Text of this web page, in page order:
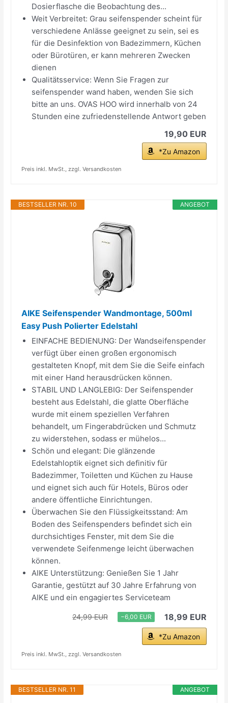
Dosierflasche die Beobachtung des...
Weit Verbreitet: Grau seifenspender scheint für
verschiedene Anlässe geeignet zu sein, sei es
für die Desinfektion von Badezimmern, Küchen
oder Bürotüren, er kann mehreren Zwecken
dienen
Qualitätsservice: Wenn Sie Fragen zur
seifenspender wand haben, wenden Sie sich
bitte an uns. OVAS HOO wird innerhalb von 24
Stunden eine zufriedenstellende Antwort geben
19,90 EUR
*Zu Amazon
Preis inkl. MwSt., zzgl. Versandkosten
ANGEBOT
BESTSELLER NR. 10
AIKE Seifenspender Wandmontage, 500ml
Easy Push Polierter Edelstahl
EINFACHE BEDIENUNG: Der Wandseifenspender
verfügt über einen großen ergonomisch
gestalteten Knopf, mit dem Sie die Seife einfach
mit einer Hand herausdrücken können.
STABIL UND LANGLEBIG: Der Seifenspender
besteht aus Edelstahl, die glatte Oberfläche
wurde mit einem speziellen Verfahren
behandelt, um Fingerabdrücken und Schmutz
zu widerstehen, sodass er mühelos...
Schön und elegant: Die glänzende
Edelstahloptik eignet sich definitiv für
Badezimmer, Toiletten und Küchen zu Hause
und eignet sich auch für Hotels, Büros oder
andere öffentliche Einrichtungen.
Überwachen Sie den Flüssigkeitsstand: Am
Boden des Seifenspenders befindet sich ein
durchsichtiges Fenster, mit dem Sie die
verwendete Seifenmenge leicht überwachen
können.
AIKE Unterstützung: Genießen Sie 1 Jahr
Garantie, gestützt auf 30 Jahre Erfahrung von
AIKE und ein engagiertes Serviceteam
24,99 EUR −6,00 EUR 18,99 EUR
*Zu Amazon
Preis inkl. MwSt., zzgl. Versandkosten
ANGEBOT
BESTSELLER NR. 11